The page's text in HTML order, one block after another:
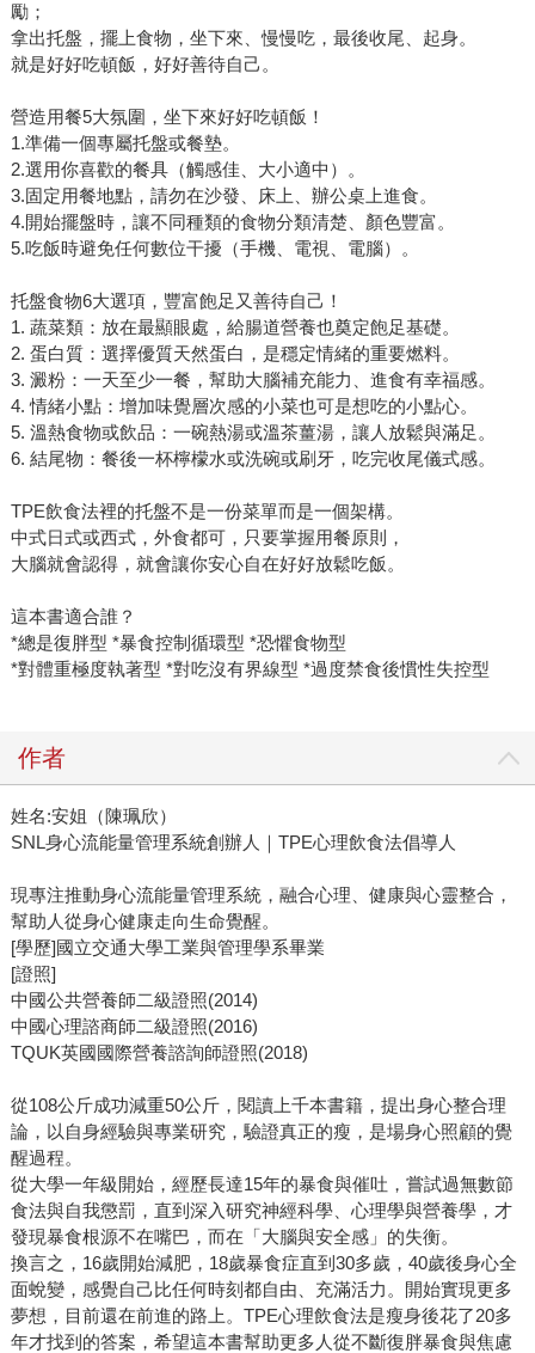
勵；
拿出托盤，擺上食物，坐下來、慢慢吃，最後收尾、起身。
就是好好吃頓飯，好好善待自己。
營造用餐5大氛圍，坐下來好好吃頓飯！
1.準備一個專屬托盤或餐墊。
2.選用你喜歡的餐具（觸感佳、大小適中）。
3.固定用餐地點，請勿在沙發、床上、辦公桌上進食。
4.開始擺盤時，讓不同種類的食物分類清楚、顏色豐富。
5.吃飯時避免任何數位干擾（手機、電視、電腦）。
托盤食物6大選項，豐富飽足又善待自己！
1. 蔬菜類：放在最顯眼處，給腸道營養也奠定飽足基礎。
2. 蛋白質：選擇優質天然蛋白，是穩定情緒的重要燃料。
3. 澱粉：一天至少一餐，幫助大腦補充能力、進食有幸福感。
4. 情緒小點：增加味覺層次感的小菜也可是想吃的小點心。
5. 溫熱食物或飲品：一碗熱湯或溫茶薑湯，讓人放鬆與滿足。
6. 結尾物：餐後一杯檸檬水或洗碗或刷牙，吃完收尾儀式感。
TPE飲食法裡的托盤不是一份菜單而是一個架構。
中式日式或西式，外食都可，只要掌握用餐原則，
大腦就會認得，就會讓你安心自在好好放鬆吃飯。
這本書適合誰？
*總是復胖型 *暴食控制循環型 *恐懼食物型
*對體重極度執著型 *對吃沒有界線型 *過度禁食後慣性失控型
作者
姓名:安姐（陳珮欣）
SNL身心流能量管理系統創辦人｜TPE心理飲食法倡導人
現專注推動身心流能量管理系統，融合心理、健康與心靈整合，
幫助人從身心健康走向生命覺醒。
[學歷]國立交通大學工業與管理學系畢業
[證照]
中國公共營養師二級證照(2014)
中國心理諮商師二級證照(2016)
TQUK英國國際營養諮詢師證照(2018)
從108公斤成功減重50公斤，閱讀上千本書籍，提出身心整合理
論，以自身經驗與專業研究，驗證真正的瘦，是場身心照顧的覺
醒過程。
從大學一年級開始，經歷長達15年的暴食與催吐，嘗試過無數節
食法與自我懲罰，直到深入研究神經科學、心理學與營養學，才
發現暴食根源不在嘴巴，而在「大腦與安全感」的失衡。
換言之，16歲開始減肥，18歲暴食症直到30多歲，40歲後身心全
面蛻變，感覺自己比任何時刻都自由、充滿活力。開始實現更多
夢想，目前還在前進的路上。TPE心理飲食法是瘦身後花了20多
年才找到的答案，希望這本書幫助更多人從不斷復胖暴食與焦慮